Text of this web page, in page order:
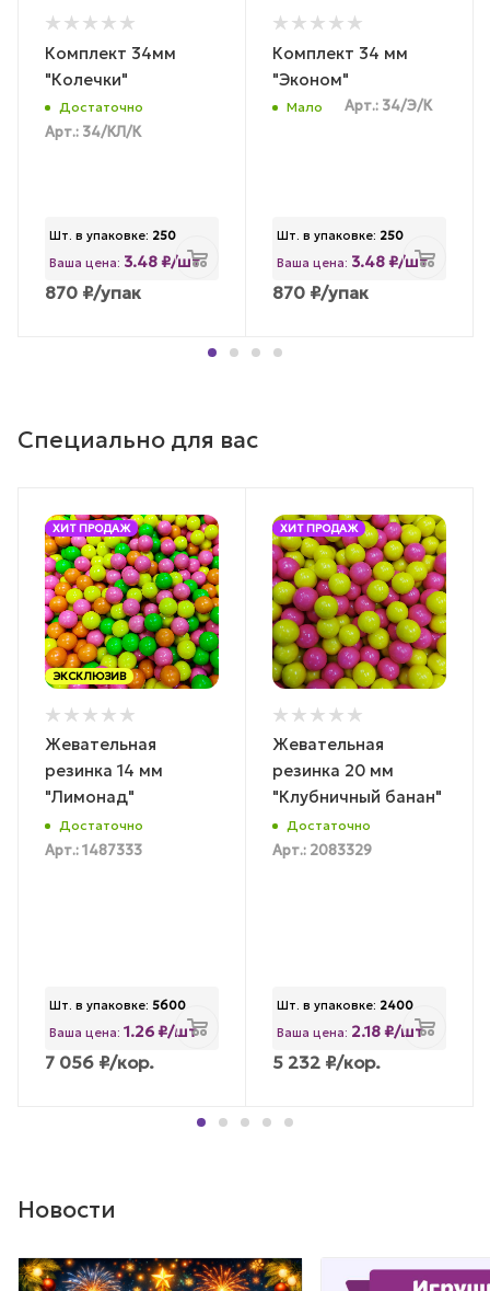
Комплект 34мм
"Колечки"
Достаточно
Арт.: 34/КЛ/К
Шт. в упаковке: 250
Ваша цена: 3.48 ₽/шт
870 ₽/упак
Комплект 34 мм
"Эконом"
Мало Арт.: 34/Э/К
Шт. в упаковке: 250
Ваша цена: 3.48 ₽/шт
870 ₽/упак
Специально для вас
ХИТ ПРОДАЖ
ЭКСКЛЮЗИВ
Жевательная
резинка 14 мм
"Лимонад"
Достаточно
Арт.: 1487333
Шт. в упаковке: 5600
Ваша цена: 1.26 ₽/шт
7 056 ₽/кор.
ХИТ ПРОДАЖ
Жевательная
резинка 20 мм
"Клубничный банан"
Достаточно
Арт.: 2083329
Шт. в упаковке: 2400
Ваша цена: 2.18 ₽/шт
5 232 ₽/кор.
Новости